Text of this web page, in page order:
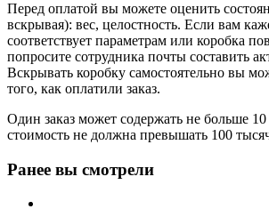
Перед оплатой вы можете оценить
вскрывая): вес, целостность. Если вам
соответствует параметрам или коробка
попросите сотрудника почты составить
Вскрывать коробку самостоятельно вы
того, как оплатили заказ.
Один заказ может содержать не больше
стоимость не должна превышать 100
Ранее вы смотрели